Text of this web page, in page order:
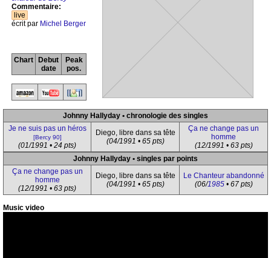
Commentaire:
live
écrit par Michel Berger
Chart
Debut
date
Peak
pos.
Johnny Hallyday • chronologie des singles
Je ne suis pas un héros
[Bercy 90]
(01/1991 • 24 pts)
Diego, libre dans sa tête
(04/1991 • 65 pts)
Ça ne change pas un
homme
(12/1991 • 63 pts)
Johnny Hallyday • singles par points
Ça ne change pas un
homme
(12/1991 • 63 pts)
Diego, libre dans sa tête
(04/1991 • 65 pts)
Le Chanteur abandonné
(06/1985• 67 pts)
Music video